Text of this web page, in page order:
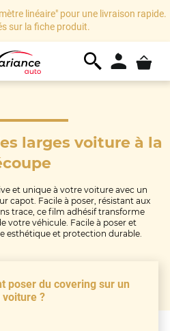
linéaire" pour une livraison rapide.
sur la fiche produit.
larges voiture à la
et unique à votre voiture avec un
capot. Facile à poser, résistant aux
trace, ce film adhésif transforme
votre véhicule. Facile à poser et
esthétique et protection durable.
poser du covering sur un
?